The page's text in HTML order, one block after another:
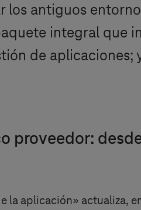
los antiguos
integral que
de
proveedor:
la aplicación» actualiza,